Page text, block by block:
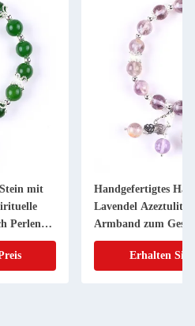
mit
Perlen
Handgefertigtes
Lavendel Azeztulit
Armband zum
Erhalten Sie